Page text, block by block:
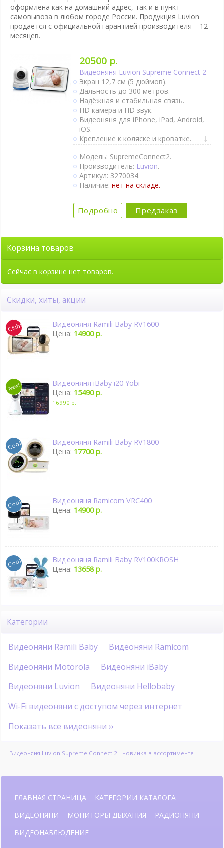
оформлена как на домашний адрес, так и в пункт
самовывоза в любом городе России. Продукция Luvion
продается с официальной гарантией производителя – 12
месяцев.
20500 р.
Видеоняня Luvion Supreme Connect 2
Экран 12,7 см (5 дюймов).
Дальность до 300 метров.
Надёжная и стабильная связь.
HD камера и HD звук.
Видеоняня для iPhone, iPad, Android,
iOS.
Крепление к коляске и кроватке.
Двухсторонняя связь.
Активация при плаче (VOX).
Сенсорный дисплей.
Термометр.
Интернет-доступ через Wi-Fi.
Модель: SupremeConnect2.
Производитель: Luvion.
Артикул: 3270034.
Наличие:нет на складе.
Подробно Предзаказ
Корзина товаров
Сейчас в корзине нет товаров.
Скидки, хиты, акции
Видеоняня Ramili Baby RV1600
Цена: 14900 р.
Видеоняня iBaby i20 Yobi
Цена: 15490 р.
16990 р.
Видеоняня Ramili Baby RV1800
Цена: 17700 р.
Видеоняня Ramicom VRC400
Цена: 14900 р.
Видеоняня Ramili Baby RV100KROSH
Цена: 13658 р.
Категории
Видеоняни Ramili Baby
Видеоняни Ramicom
Видеоняни Motorola
Видеоняни iBaby
Видеоняни Luvion
Видеоняни Hellobaby
Wi-Fi видеоняни с доступом через интернет
Показать все видеоняни ››
Видеоняня Luvion Supreme Connect 2 - новинка в ассортименте
ГЛАВНАЯ СТРАНИЦА
КАТЕГОРИИ КАТАЛОГА
ВИДЕОНЯНИ
МОНИТОРЫ ДЫХАНИЯ
РАДИОНЯНИ
ВИДЕОНАБЛЮДЕНИЕ